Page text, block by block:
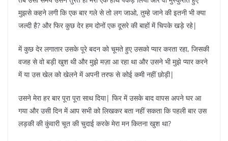
मुझसे कहने लगी कि एक बार गले से तो लग जाओ, तुम्हे जाने की इतनी भी क्या
जल्दी है? और फिर कुछ देर हम दोनों एक दूसरे की बाहों में चिपके खड़े रहे|
में कुछ देर लगातार उसके पूरे बदन को चूमते हुए उसको प्यार करता रहा, जिसकी
वजह से वो बड़ी खुश थी और मुझे मज़ा आ रहा था और उसने भी मुझे प्यार करने
में या उस खेल को खेलने में अपनी तरफ से कोई कमी नहीं छोड़ी|
उसने मेरा हर बार पूरा पूरा साथ दिया| फिर में उसके बाद वापस अपने घर आ
गया और उसी दिन में आप सभी को लिखकर बता नहीं सकता कि पहली बार उस
लड़की की कुंवारी चूत की चुदाई करके मेरा मन कितना खुश था?